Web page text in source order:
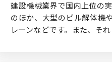
北海道以外
建設機械業界で国内上位の
のほか、大型のビル解体機
レーンなどです。また、そ